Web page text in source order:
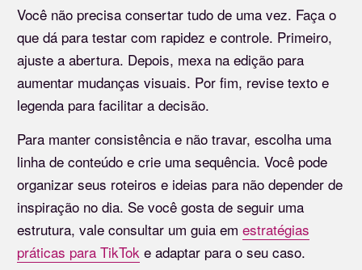
Você não precisa consertar tudo de uma vez. Faça o
que dá para testar com rapidez e controle. Primeiro,
ajuste a abertura. Depois, mexa na edição para
aumentar mudanças visuais. Por fim, revise texto e
legenda para facilitar a decisão.
Para manter consistência e não travar, escolha uma
linha de conteúdo e crie uma sequência. Você pode
organizar seus roteiros e ideias para não depender de
inspiração no dia. Se você gosta de seguir uma
estrutura, vale consultar um guia em estratégias
práticas para TikTok e adaptar para o seu caso.